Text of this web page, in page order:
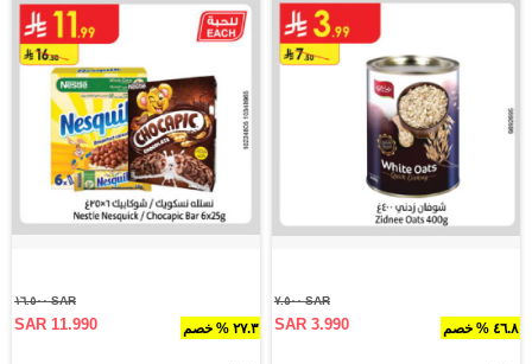
٤٦.٨ % خصم
SAR ٧.٥٠٠
SAR 3.990 ٢٧.٣ % خصم
SAR ١٦.٥٠٠
SAR 11.990